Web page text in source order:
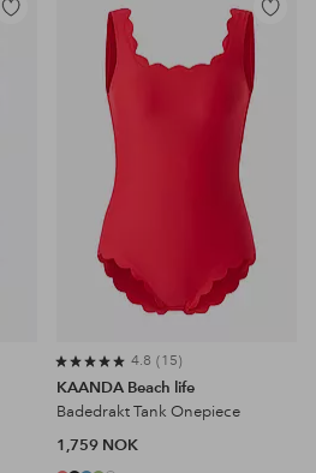
Legg
til
4.8 15
KAANDA Beach life
Badedrakt Tank Onepiece
1,759 NOK